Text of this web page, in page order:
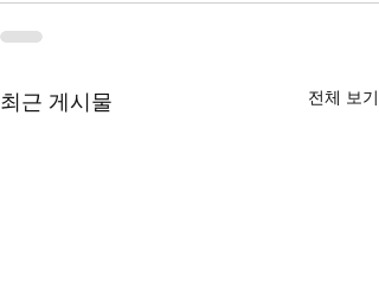
최근 게시물 전체 보기